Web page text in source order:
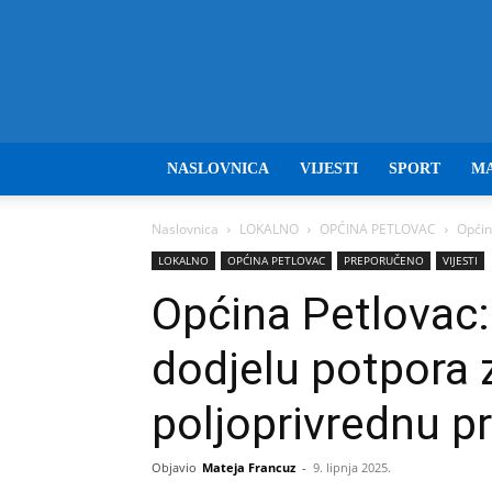
NASLOVNICA VIJESTI SPORT
Naslovnica LOKALNO OPĆINA PETLOVAC
LOKALNO OPĆINA PETLOVAC PREPORUČENO VIJESTI
Općina
dodjelu potpora
poljoprivrednu
Objavio Mateja Francuz - 9. lipnja 2025.